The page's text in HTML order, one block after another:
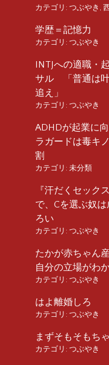
カテゴリ: つぶやき
学歴＝記憶力
カテゴリ: つぶやき
INTJへの適職・
サル 「普通は叶
追え」
カテゴリ: つぶやき
ADHDが起業に
ラガードは毒キ
割
カテゴリ: 未分類
『汗だくセック
で、Cを選ぶ奴
ろい
カテゴリ: つぶやき
たかが赤ちゃん
自分の立場がわ
カテゴリ: つぶやき
はよ離婚しろ
カテゴリ: つぶやき
まずそもそもち
カテゴリ: つぶやき